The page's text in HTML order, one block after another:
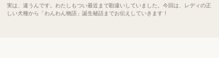
実は、違うんです。わたしもつい最近まで勘違いしていました。今回は、レディの正
しい犬種から「わんわん物語」誕生秘話までお伝えしていきます！